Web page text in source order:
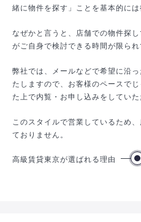
緒に物件を探す」ことを基本的には
なぜかと言うと、店舗での物件探
がご自身で検討できる時間が限られ
弊社では、メールなどで希望に沿
たしますので、お客様のペースで
た上で内覧・お申し込みをしていた
このスタイルで営業しているため
ておりません。
高級賃貸東京が選ばれる理由